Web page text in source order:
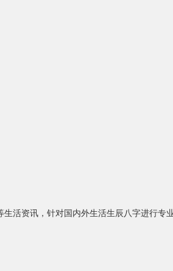
活资讯，针对国内外生活生辰八字进行专